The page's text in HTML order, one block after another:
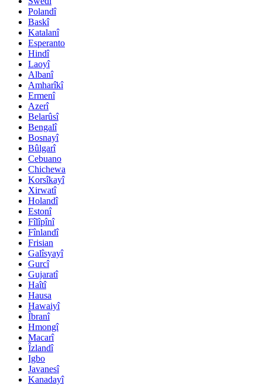
Polandî
Baskî
Katalanî
Esperanto
Hindî
Laoyî
Albanî
Amharîkî
Ermenî
Azerî
Belarûsî
Bengalî
Bosnayî
Bûlgarî
Cebuano
Chichewa
Korsîkayî
Xirwatî
Holandî
Estonî
Fîlîpînî
Fînlandî
Frisian
Galîsyayî
Gurcî
Gujaratî
Haîtî
Hausa
Hawaiyî
Îbranî
Hmongî
Macarî
Îzlandî
Igbo
Javanesî
Kanadayî